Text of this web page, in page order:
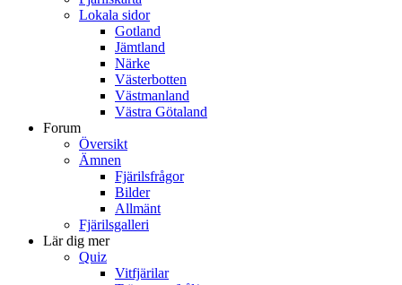
Lokala sidor
Gotland
Jämtland
Närke
Västerbotten
Västmanland
Västra Götaland
Forum
Översikt
Ämnen
Fjärilsfrågor
Bilder
Allmänt
Fjärilsgalleri
Lär dig mer
Quiz
Vitfjärilar